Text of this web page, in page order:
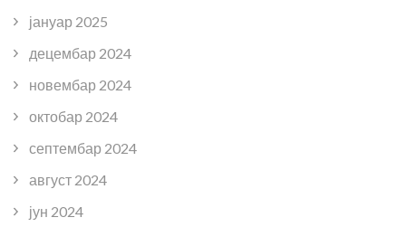
јануар 2025
децембар 2024
новембар 2024
октобар 2024
септембар 2024
август 2024
јун 2024